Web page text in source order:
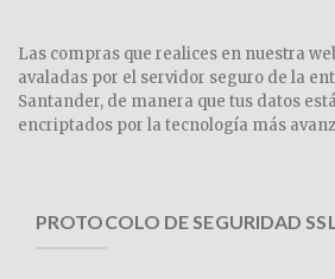
Las compras que realices en nuestra
avaladas por el servidor seguro de la
Santander, de manera que tus datos
encriptados por la tecnología más
PROTOCOLO DE SEGURIDAD